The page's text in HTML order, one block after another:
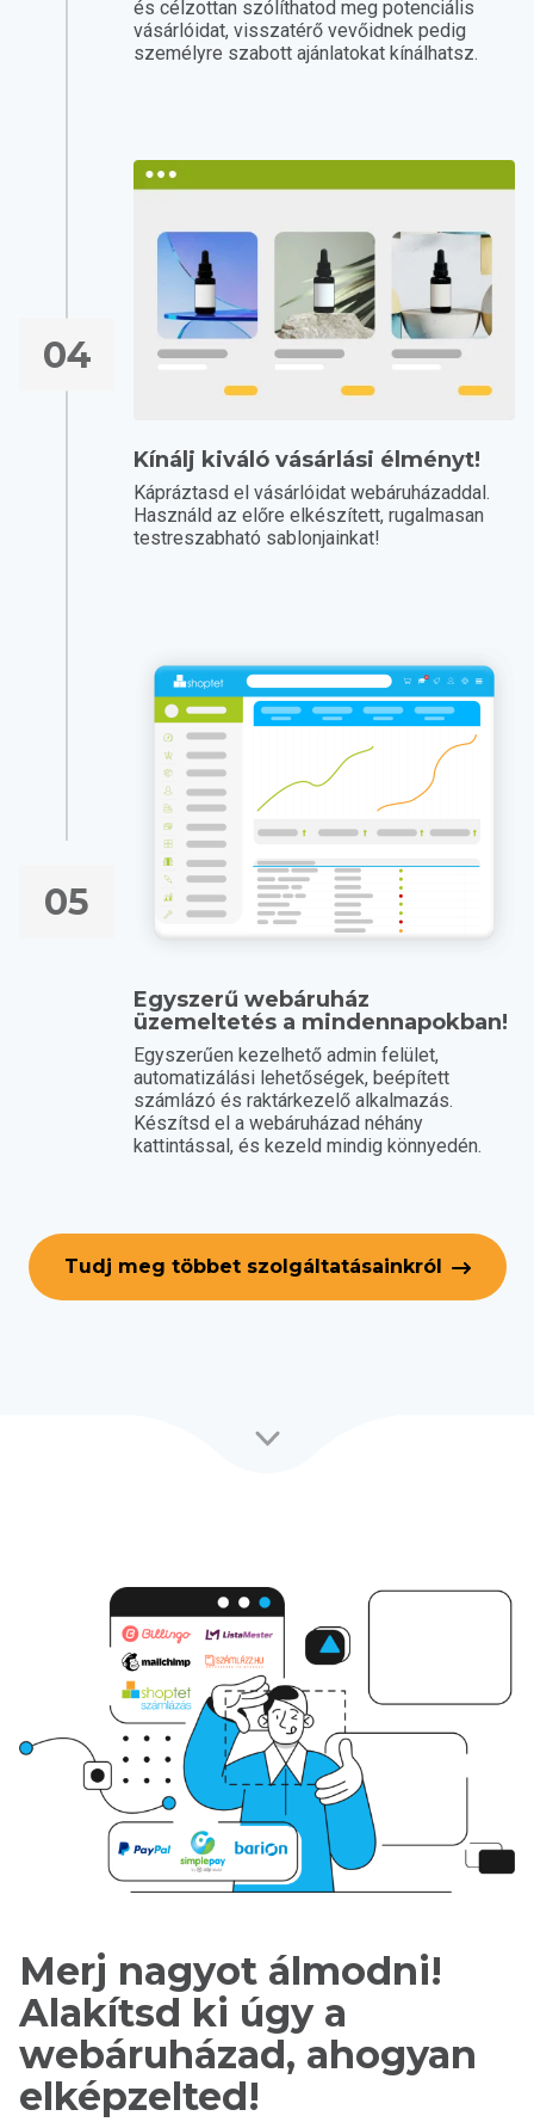
és célzottan szólíthatod meg potenciális
vásárlóidat, visszatérő vevőidnek pedig
személyre szabott ajánlatokat kínálhatsz.
04
Kínálj kiváló vásárlási élményt!
Kápráztasd el vásárlóidat webáruházaddal.
Használd az előre elkészített, rugalmasan
testreszabható sablonjainkat!
05
Egyszerű webáruház
üzemeltetés a mindennapokban!
Egyszerűen kezelhető admin felület,
automatizálási lehetőségek, beépített
számlázó és raktárkezelő alkalmazás.
Készítsd el a webáruházad néhány
kattintással, és kezeld mindig könnyedén.
Tudj meg többet szolgáltatásainkról
Merj nagyot álmodni!
Alakítsd ki úgy a
webáruházad, ahogyan
elképzelted!